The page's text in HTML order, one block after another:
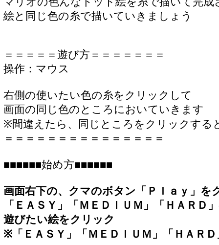
絵と同じ色の糸で描いていきましょう
＝＝＝＝＝遊び方＝＝＝＝＝＝＝
操作：マウス
右側の使いたい色の糸をクリックして
画面の同じ色のところにおいていきます
※間違えたら、同じところをクリックする
＝＝＝＝＝＝＝＝＝＝＝＝＝＝＝
■■■■■■始め方■■■■■■
画面右下の、クマのボタン「Ｐｌａｙ」を
「ＥＡＳＹ」「ＭＥＤＩＵＭ」「ＨＡＲＤ
遊びたい絵をクリック
※「ＥＡＳＹ」「ＭＥＤＩＵＭ」「ＨＡＲ